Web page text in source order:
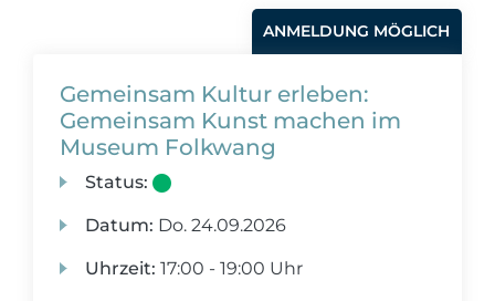
ANMELDUNG MÖGLICH
Gemeinsam Kultur erleben:
Gemeinsam Kunst machen im
Museum Folkwang
Status:
Datum: Do. 24.09.2026
Uhrzeit: 17:00 - 19:00 Uhr